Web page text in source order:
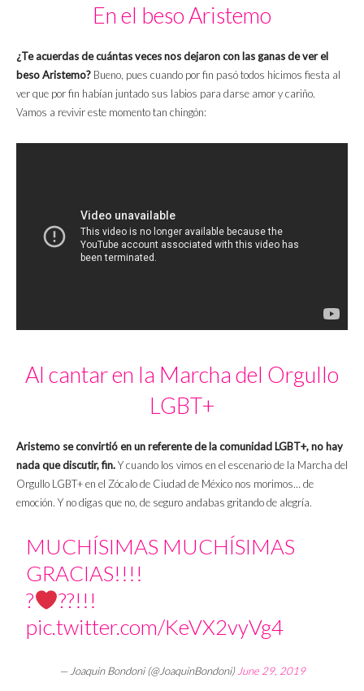
En el beso Aristemo
¿Te acuerdas de cuántas veces nos dejaron con las ganas de ver el
beso Aristemo? Bueno, pues cuando por fin pasó todos hicimos fiesta al
ver que por fin habían juntado sus labios para darse amor y cariño.
Vamos a revivir este momento tan chingón:
Al cantar en la Marcha del Orgullo
LGBT+
Aristemo se convirtió en un referente de la comunidad LGBT+, no hay
nada que discutir, fin.Y cuando los vimos en el escenario de la Marcha del
Orgullo LGBT+ en el Zócalo de Ciudad de México nos morimos… de
emoción. Y no digas que no, de seguro andabas gritando de alegría.
MUCHÍSIMAS MUCHÍSIMAS
GRACIAS!!!!
?
?‍?!!!
pic.twitter.com/KeVX2vyVg4
— Joaquin Bondoni (@JoaquinBondoni)June 29, 2019